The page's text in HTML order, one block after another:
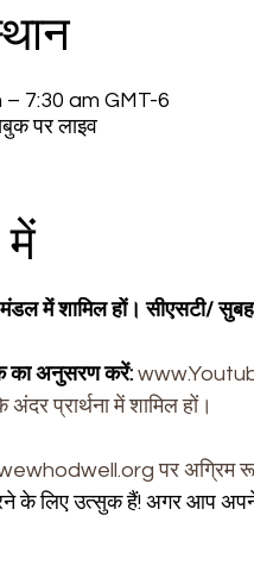
– 7:30 am GMT-6
पर लाइव
में शामिल हों। सीएसटी/
का अनुसरण करें:
प्रार्थना में शामिल हों।
पर अग्रिम
के लिए उत्सुक हैं! अगर आप